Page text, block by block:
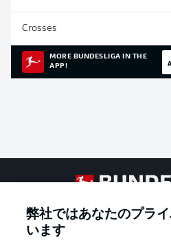
Crosses
MORE BUNDESLIGA IN THE
APP!
弊社ではあなたのプラ
います